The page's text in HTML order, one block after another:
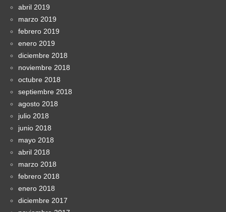
abril 2019
marzo 2019
febrero 2019
enero 2019
diciembre 2018
noviembre 2018
octubre 2018
septiembre 2018
agosto 2018
julio 2018
junio 2018
mayo 2018
abril 2018
marzo 2018
febrero 2018
enero 2018
diciembre 2017